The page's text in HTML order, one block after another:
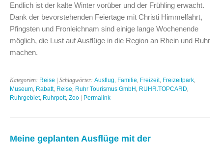
Endlich ist der kalte Winter vorüber und der Frühling erwacht.
Dank der bevorstehenden Feiertage mit Christi Himmelfahrt,
Pfingsten und Fronleichnam sind einige lange Wochenende
möglich, die Lust auf Ausflüge in die Region an Rhein und Ruhr
machen.
Kategorien: Reise | Schlagwörter: Ausflug Familie Freizeit, Freizeitpark
Museum Rabatt, Reise Ruhr Tourismus GmbH RUHR.TOPCARD
Ruhrgebiet, Ruhrpott, Zoo | Permalink
Meine geplanten Ausflüge mit der